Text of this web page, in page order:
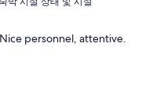
personnel, attentive.